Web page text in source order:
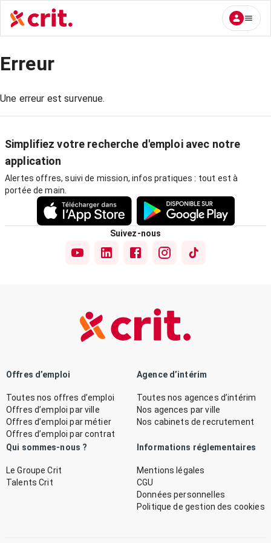
Erreur
Une erreur est survenue.
Simplifiez votre recherche d'emploi avec notre
application
Alertes offres, suivi de mission, infos pratiques : tout est à
portée de main.
Suivez-nous
Offres d’emploi
Toutes nos offres d’emploi
Offres d’emploi par ville
Offres d’emploi par métier
Offres d’emploi par contrat
Agence d’intérim
Toutes nos agences d’intérim
Nos agences par ville
Nos cabinets de recrutement
Qui sommes-nous ?
Le Groupe Crit
Talents Crit
Informations réglementaires
Mentions légales
CGU
Données personnelles
Politique de gestion des cookies